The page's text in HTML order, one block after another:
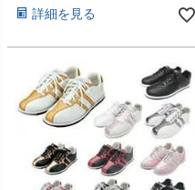
詳細を見る